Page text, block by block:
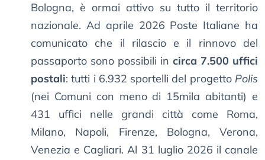
Bologna, è ormai attivo su tutto il territorio
nazionale. Ad aprile 2026 Poste Italiane ha
comunicato che il rilascio e il rinnovo del
passaporto sono possibili in circa 7.500 uffici
postali: tutti i 6.932 sportelli del progetto Polis
(nei Comuni con meno di 15mila abitanti) e
431 uffici nelle grandi città come Roma,
Milano, Napoli, Firenze, Bologna, Verona,
Venezia e Cagliari. Al 31 luglio 2026 il canale